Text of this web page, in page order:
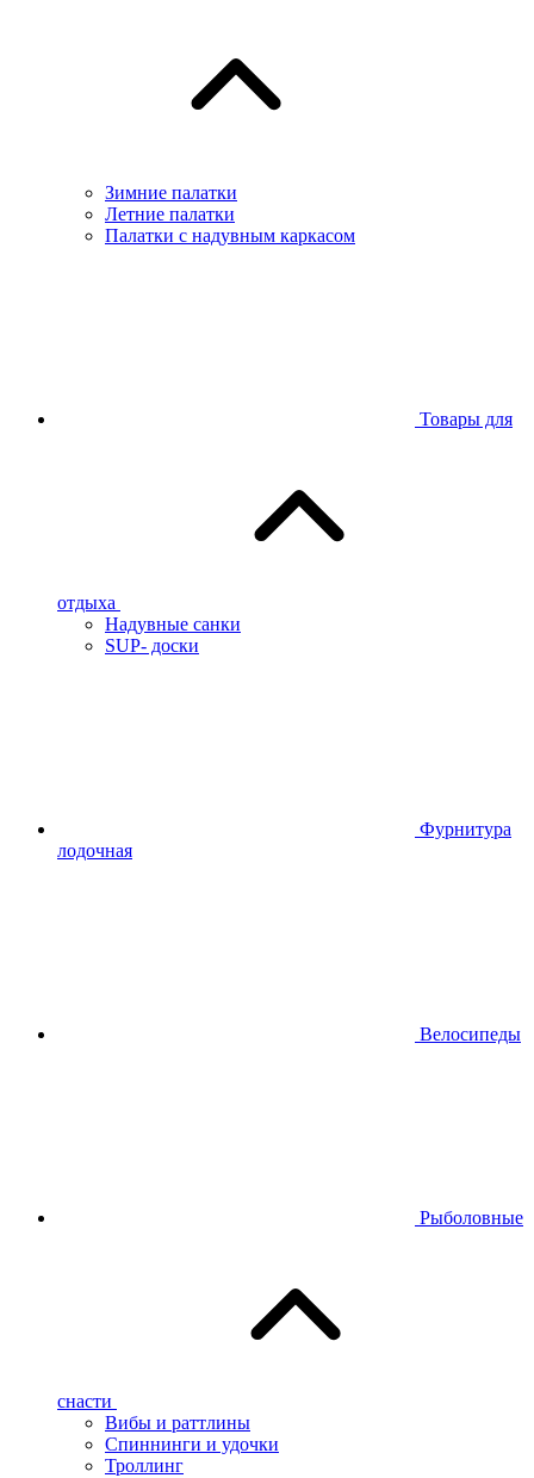
Зимние палатки
Летние палатки
Палатки с надувным каркасом
Товары для
отдыха
Надувные санки
SUP- доски
Фурнитура
лодочная
Велосипеды
Рыболовные
снасти
Вибы и раттлины
Спиннинги и удочки
Троллинг